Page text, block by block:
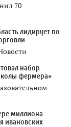
70
лидирует по
набор
фермера»
миллиона
ивановских